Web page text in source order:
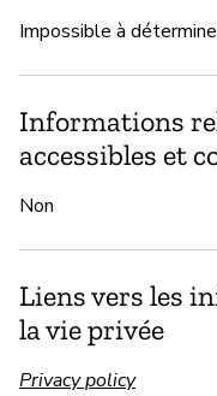
Impossible à
Informations
accessibles et
Non
Liens vers les
la vie privée
Privacy policy